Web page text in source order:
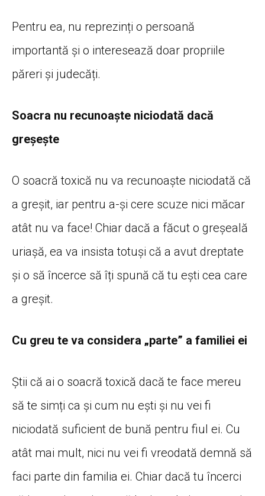
Pentru ea, nu reprezinți o persoană
importantă și o interesează doar propriile
păreri și judecăți.
Soacra nu recunoaște niciodată dacă
greșește
O soacră toxică nu va recunoaște niciodată că
a greșit, iar pentru a-și cere scuze nici măcar
atât nu va face! Chiar dacă a făcut o greșeală
uriașă, ea va insista totuși că a avut dreptate
și o să încerce să îți spună că tu ești cea care
a greșit.
Cu greu te va considera „parte” a familiei ei
Știi că ai o soacră toxică dacă te face mereu
să te simți ca și cum nu ești și nu vei fi
niciodată suficient de bună pentru fiul ei. Cu
atât mai mult, nici nu vei fi vreodată demnă să
faci parte din familia ei. Chiar dacă tu încerci